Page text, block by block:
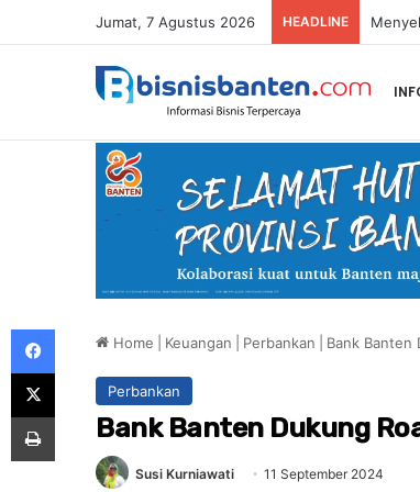
Jumat, 7 Agustus 2026 HEADLINE
Home Keuangan Perbankan Bank Banten
Perbankan
Bank Banten Dukung
Susi Kurniawati 11 September 2024